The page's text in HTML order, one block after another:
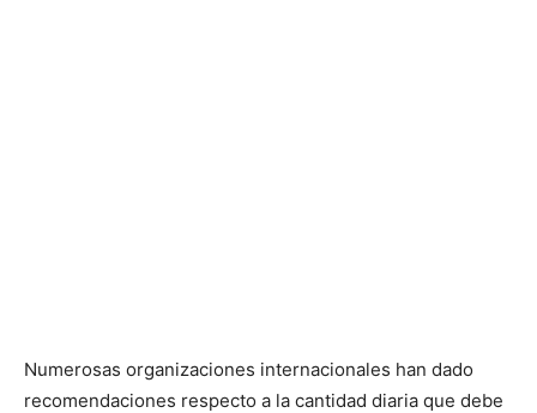
Numerosas organizaciones internacionales han dado
recomendaciones respecto a la cantidad diaria que debe